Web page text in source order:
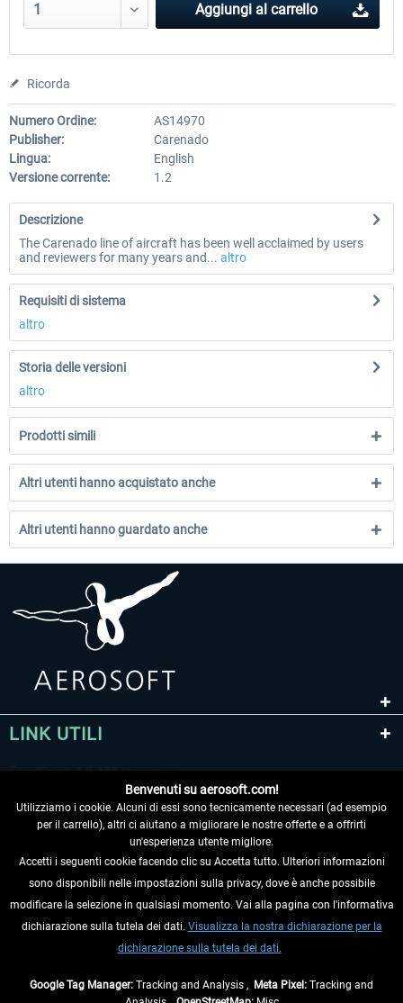
Aggiungi al carrello
Ricorda
Numero Ordine:
AS14970
Publisher:
Carenado
Lingua:
English
Versione corrente:
1.2
Descrizione
The Carenado line of aircraft has been well acclaimed by users
and reviewers for many years and... altro
Requisiti di sistema
altro
Storia delle versioni
altro
Prodotti simili
Altri utenti hanno acquistato anche
Altri utenti hanno guardato anche
LINK UTILI
RECEDERE DAL CONTRATTO
INFORMAZIONI
Benvenuti su aerosoft.com!
Utilizziamo i cookie. Alcuni di essi sono tecnicamente necessari (ad esempio
per il carrello), altri ci aiutano a migliorare le nostre offerte e a offrirti
un'esperienza utente migliore.
Accetti i seguenti cookie facendo clic su Accetta tutto. Ulteriori informazioni
sono disponibili nelle impostazioni sulla privacy, dove è anche possibile
modificare la selezione in qualsiasi momento. Vai alla pagina con l'informativa
dichiarazione sulla tutela dei dati. Visualizza la nostra dichiarazione per la
dichiarazione sulla tutela dei dati.
Google Tag Manager: Tracking and Analysis , Meta Pixel: Tracking and